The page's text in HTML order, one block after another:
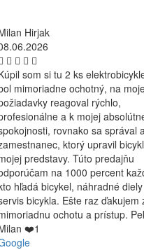
Hirjak
som si tu 2 ks
mimoriadne ochotný, na
reagoval rýchlo,
a k mojej
rovnako sa správal
ktorý upravil
predstavy. Túto predajňu
na 1000 percent
hľadá bicykel, náhradné
bicykla. Ešte raz ďakujem
ochotu a prístup.
❤️1